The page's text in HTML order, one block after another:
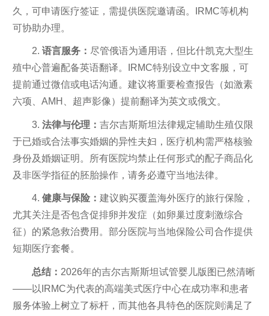
久，可申请医疗签证，需提供医院邀请函。IRMC等机构
可协助办理。
2. 语言服务： 尽管俄语为通用语，但比什凯克大型生
殖中心普遍配备英语翻译。IRMC特别设立中文客服，可
提前通过微信或电话沟通。建议将重要检查报告（如激素
六项、AMH、超声影像）提前翻译为英文或俄文。
3. 法律与伦理： 吉尔吉斯斯坦法律规定辅助生殖仅限
于已婚或合法事实婚姻的异性夫妇，医疗机构需严格核验
身份及婚姻证明。所有医院均禁止任何形式的配子商品化
及非医学指征的胚胎操作，请务必遵守当地法律。
4. 健康与保险： 建议购买覆盖海外医疗的旅行保险，
尤其关注是否包含促排卵并发症（如卵巢过度刺激综合
征）的紧急救治费用。部分医院与当地保险公司合作提供
短期医疗套餐。
总结： 2026年的吉尔吉斯斯坦试管婴儿版图已然清晰
——以IRMC为代表的高端美式医疗中心在成功率和患者
服务体验上树立了标杆，而其他各具特色的医院则满足了